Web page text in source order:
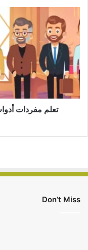
مفردات
أدوات
المطبخ
3
||
عربي/
انجليزي
Don’t Miss